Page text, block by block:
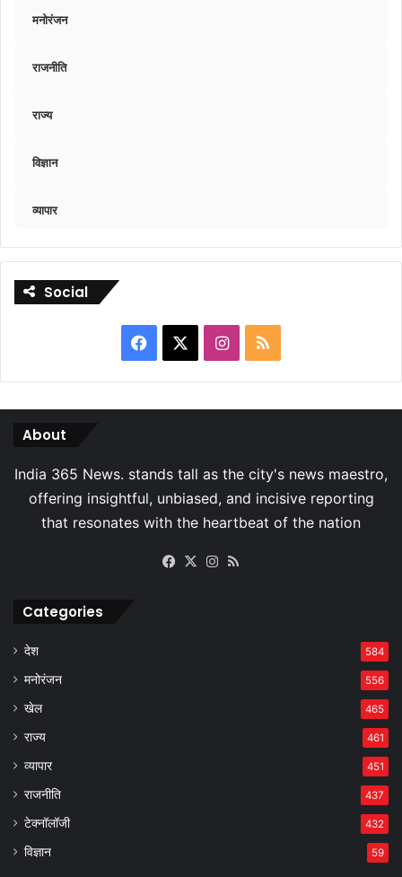
मनोरंजन
राजनीति
राज्य
विज्ञान
व्यापार
Social
Facebook Instagram
RSS
About
Facebook
X Instagram
Categories
देश 584
मनोरंजन 556
खेल 465
राज्य 461
व्यापार 451
राजनीति 437
टेक्नॉलॉजी 432
विज्ञान 59